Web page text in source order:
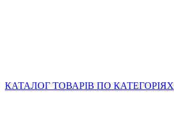
КАТАЛОГ ТОВАРІВ ПО КАТЕГОРІЯХ